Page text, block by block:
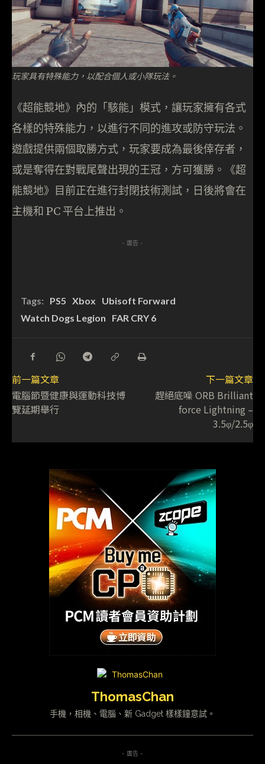
玩家具有特殊能力，以配合個人或小隊玩法。
《超能競地》內的「駭能」模式，讓玩家擁有各式
各樣的特殊能力，以進行不同的進攻或防守玩法。
遊戲提供兩個取勝方式，玩家要成為最後倖存者，
或是奪得在對戰尾聲出現的王冠，方可獲勝。《超
能競地》目前正在進行封閉技術測試，日後將會在
主機和 PC 平台上推出。
- 廣告 -
Tags: PS5 Xbox
Ubisoft Forward
Watch Dogs Legion
FAR CRY 6
前一篇文章
電腦節暨健康與運動科技博
覽延期舉行
下一篇文章
趕絕底噪 ORB Brilliant
force Lightning –
3.5φ/2.5φ
ThomasChan
手機，相機、電腦、新 Gadget 樣樣鐘意試。
- 廣告 -